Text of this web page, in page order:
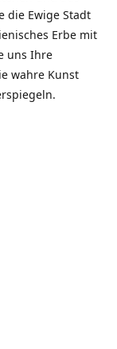
die Ewige Stadt
Erbe mit
uns Ihre
wahre Kunst